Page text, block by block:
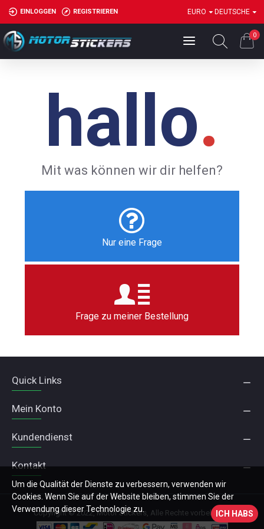
EINLOGGEN REGISTRIEREN EURO DEUTSCHE
0
hallo.
Mit was können wir dir helfen?
Nur eine Frage
Frage zu meiner Bestellung
Quick Links
Mein Konto
Kundendienst
Kontakt
Copyright © 2022, Motor Stickers, Alle Rechte vorbehaltenICH HABS
Um die Qualität der Dienste zu verbessern, verwenden wir
Cookies. Wenn Sie auf der Website bleiben, stimmen Sie der
Verwendung dieser Technologie zu.